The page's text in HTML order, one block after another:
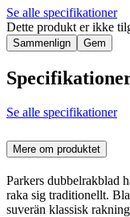
Se alle specifikationer
Dette produkt er ikke
Sammenlign Gem
Se alle specifikationer
Mere om produktet
Parkers dubbelrakblad
raka sig traditionellt.
suverän klassisk